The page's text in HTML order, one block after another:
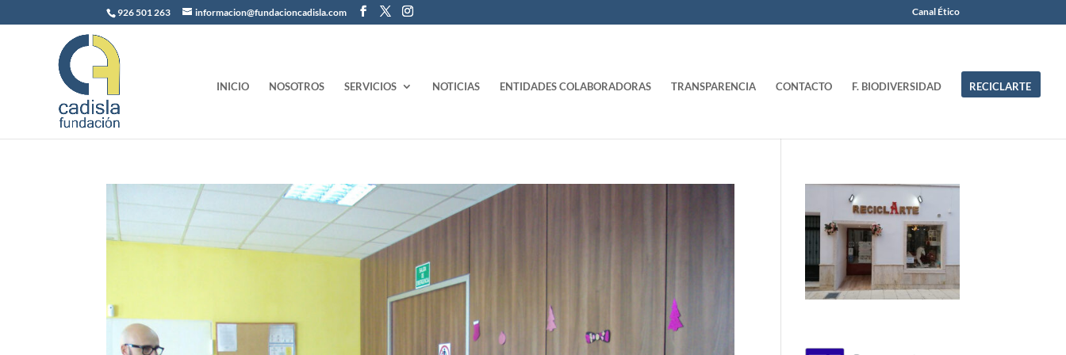
926 501 263 informacion@fundacioncadisla.com Canal Ético
INICIO NOSOTROS SERVICIOS NOTICIAS ENTIDADES COLABORADORAS TRANSPARENCIA CONTACTO F. BIODIVERSIDAD RECICLARTE